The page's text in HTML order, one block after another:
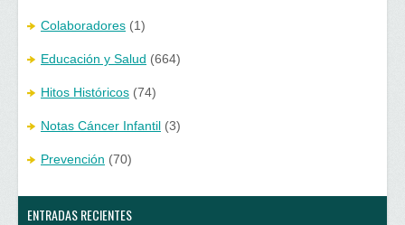
Colaboradores (1)
Educación y Salud (664)
Hitos Históricos (74)
Notas Cáncer Infantil (3)
Prevención (70)
ENTRADAS RECIENTES